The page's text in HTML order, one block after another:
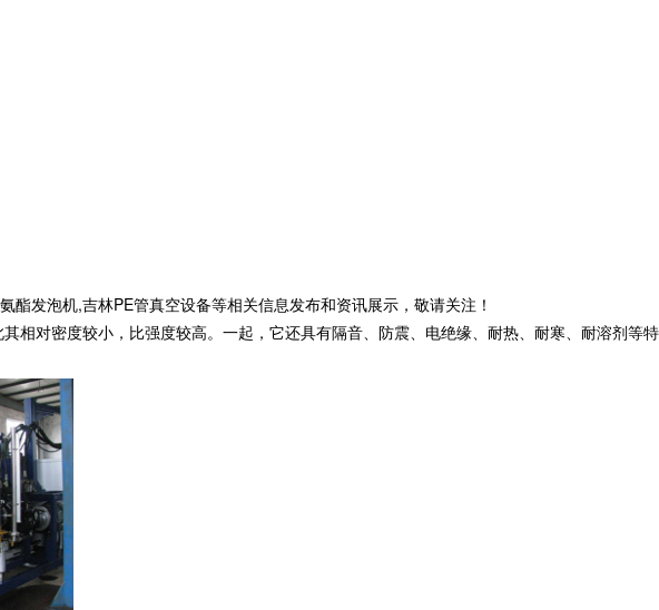
酯发泡机,吉林PE管真空设备等相关信息发布和资讯展示，敬请关注！
相对密度较小，比强度较高。一起，它还具有隔音、防震、电绝缘、耐热、耐寒、耐溶剂等特